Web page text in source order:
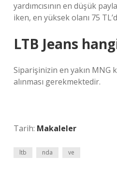
yardımcısının en düşük
iken, en yüksek olanı 75
LTB Jeans
Siparişinizin en yakın MNG
alınması gerekmektedir.
Tarih: Makaleler
ltb nda ve